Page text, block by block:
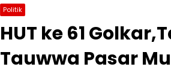
Politik
HUT ke 61
Tauwwa Pasar